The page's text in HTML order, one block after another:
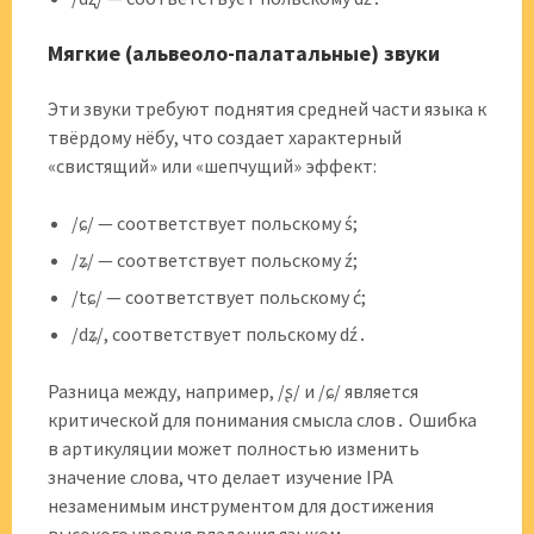
Мягкие (альвеоло-палатальные) звуки
Эти звуки требуют поднятия средней части языка к
твёрдому нёбу, что создает характерный
«свистящий» или «шепчущий» эффект:
/ɕ/ — соответствует польскому ś;
/ʑ/ — соответствует польскому ź;
/tɕ/ — соответствует польскому ć;
/dʑ/, соответствует польскому dź․
Разница между, например, /ʂ/ и /ɕ/ является
критической для понимания смысла слов․ Ошибка
в артикуляции может полностью изменить
значение слова, что делает изучение IPA
незаменимым инструментом для достижения